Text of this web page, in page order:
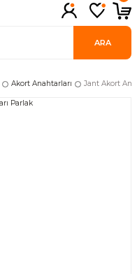
ARA
Akort Anahtarları Jant Akort